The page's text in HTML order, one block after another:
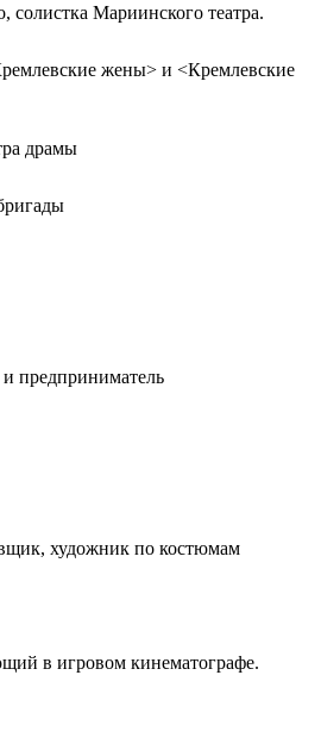
солистка Мариинского театра.
жены> и <Кремлевские
драмы
предприниматель
художник по костюмам
в игровом кинематографе.